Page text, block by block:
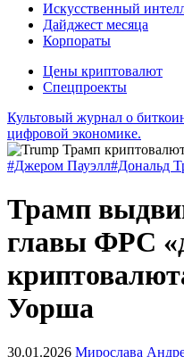
Искусственный
Дайджест месяца
Корпораты
Цены криптовалют
Спецпроекты
Культовый журнал о
цифровой экономике.
#Джером Пауэлл#Дональд
Трамп
главы ФРС
Уорша
30.01.2026 Мирослава